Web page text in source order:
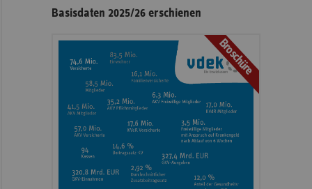
Seitennavigation
Seitenleiste
Informationen
Basisdaten 2025/26 erschienen
Broschüre